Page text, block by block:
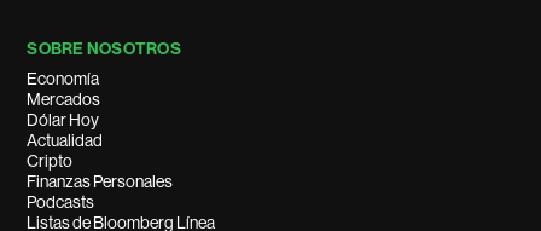
SOBRE NOSOTROS
Economía
Mercados
Dólar Hoy
Actualidad
Cripto
Finanzas Personales
Podcasts
Listas de Bloomberg Línea